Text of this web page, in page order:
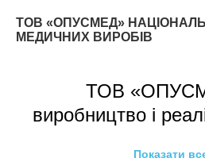
ТОВ «ОПУСМЕД»
МЕДИЧНИХ ВИРОБІВ
ТОВ
виробництво і
Показати